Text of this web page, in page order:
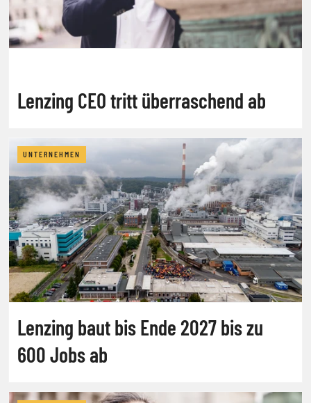
Lenzing CEO tritt überraschend ab
UNTERNEHMEN
Lenzing baut bis Ende 2027 bis zu
600 Jobs ab